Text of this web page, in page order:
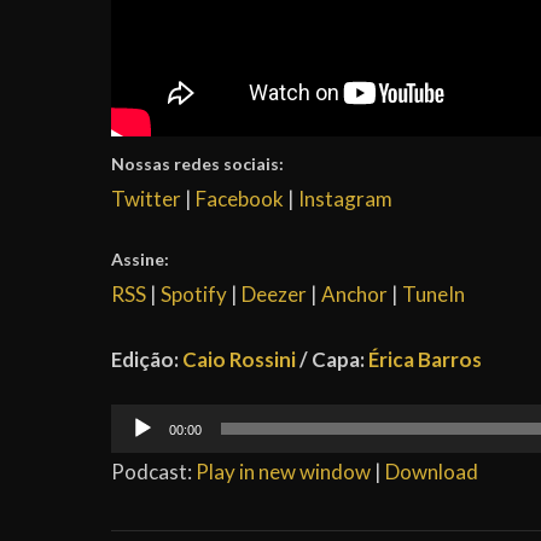
Nossas redes sociais:
Twitter | Facebook | Instagram
Assine:
RSS | Spotify | Deezer | Anchor | TuneIn
Edição: Caio Rossini/ Capa: Érica Barros
Tocador
de
00:00
Podcast: Play in new window | Download